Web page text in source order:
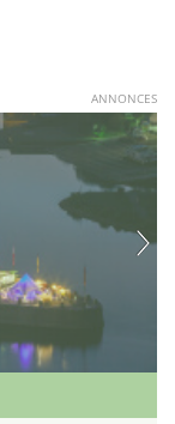
ANNONCES